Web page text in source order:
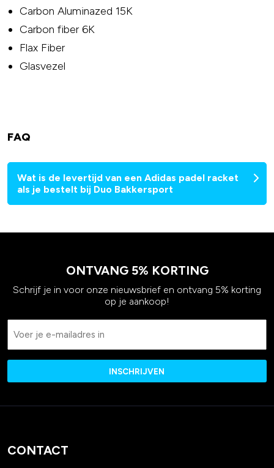
Carbon Aluminazed 15K
Carbon fiber 6K
Flax Fiber
Glasvezel
FAQ
Wat is de levertijd van een Adidas padel racket
als je bestelt bij Duo Bakkersport
ONTVANG 5% KORTING
Schrijf je in voor onze nieuwsbrief en ontvang 5% korting
op je aankoop!
CONTACT